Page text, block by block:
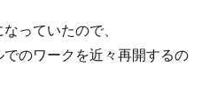
っていたので、
のワークを近々再開するの